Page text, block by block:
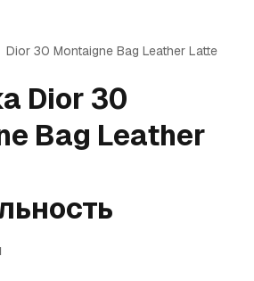
Dior 30 Montaigne Bag Leather Latte
Dior 30
Bag Leather